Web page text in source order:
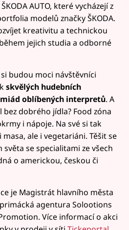
AUTO, které vycházejí z
modelů značky ŠKODA.
kreativitu a technickou
jejich studia a odborné
budou moci návštěvníci
skvělých hudebních
oblíbených interpretů. A
dobrého jídla? Food zóna
i nápoje. Na své si tak
ale i vegetariáni. Těšit se
se specialitami ze všech
o americkou, českou či
je Magistrát hlavního města
agentura Solootions
Více informací o akci